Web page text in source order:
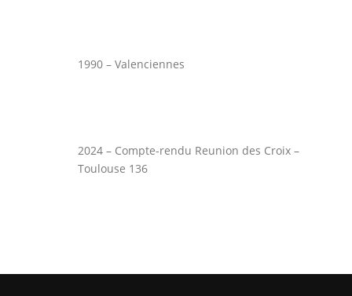
1990 – Valenciennes
2024 – Compte-rendu Reunion des Croix –
Toulouse 136